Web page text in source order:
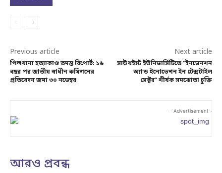
Previous article
পিলখানা হত্যাকাণ্ড তদন্ত রিপোর্ট: ১৬
বছর পর জাতীয় স্বাধীন কমিশনের
প্রতিবেদন জমা ৩০ নভেম্বর
Next article
সাউথইস্ট ইউনিভার্সিটিতে “ইনভেনশন
অ্যান্ড ইনোভেশন ইন টেক্সটাইল
সেক্টর” শীর্ষক সমঝোতা চুক্তি
- Advertisement -
আরও প্রবন্ধ